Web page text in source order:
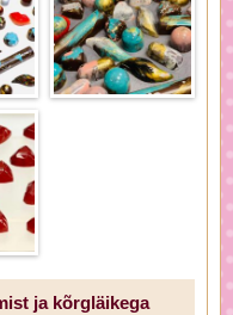
ja kõrgläikega